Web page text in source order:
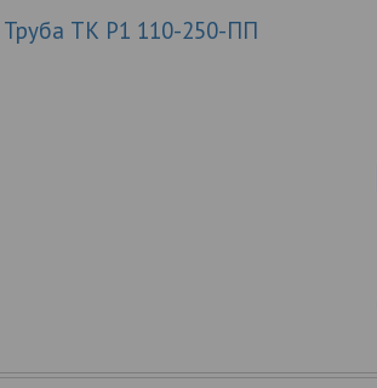
Труба ТК Р1 110-250-ПП